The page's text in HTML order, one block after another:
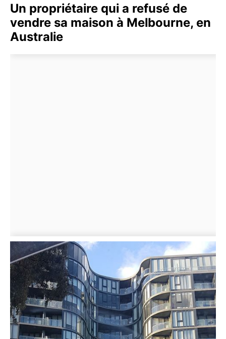
Un propriétaire qui a refusé de
vendre sa maison à Melbourne, en
Australie